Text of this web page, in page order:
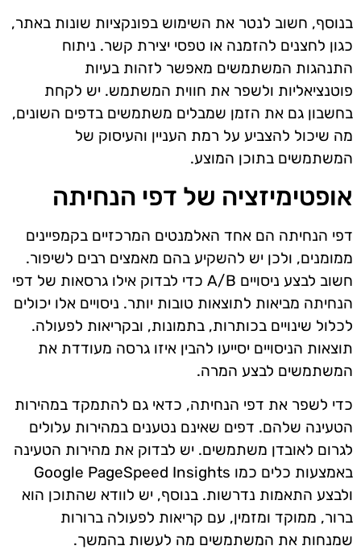
בנוסף, חשוב לנטר את השימוש בפונקציות שונות באתר,
כגון לחצנים להזמנה או טפסי יצירת קשר. ניתוח
התנהגות המשתמשים מאפשר לזהות בעיות
פוטנציאליות ולשפר את חווית המשתמש. יש לקחת
בחשבון גם את הזמן שמבלים משתמשים בדפים השונים,
מה שיכול להצביע על רמת העניין והעיסוק של
המשתמשים בתוכן המוצע.
אופטימיזציה של דפי הנחיתה
דפי הנחיתה הם אחד האלמנטים המרכזיים בקמפיינים
ממומנים, ולכן יש להשקיע בהם מאמצים רבים לשיפור.
חשוב לבצע ניסויים A/B כדי לבדוק אילו גרסאות של דפי
הנחיתה מביאות לתוצאות טובות יותר. ניסויים אלו יכולים
לכלול שינויים בכותרות, בתמונות, ובקריאות לפעולה.
תוצאות הניסויים יסייעו להבין איזו גרסה מעודדת את
המשתמשים לבצע המרה.
כדי לשפר את דפי הנחיתה, כדאי גם להתמקד במהירות
הטעינה שלהם. דפים שאינם נטענים במהירות עלולים
לגרום לאובדן משתמשים. יש לבדוק את מהירות הטעינה
באמצעות כלים כמו Google PageSpeed Insights
ולבצע התאמות נדרשות. בנוסף, יש לוודא שהתוכן הוא
ברור, ממוקד ומזמין, עם קריאות לפעולה ברורות
שמנחות את המשתמשים מה לעשות בהמשך.